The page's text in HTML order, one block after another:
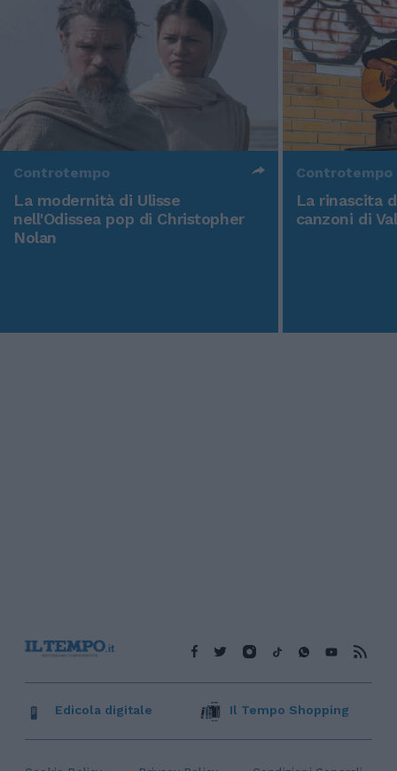
Controtempo
La modernità di Ulisse
nell'Odissea pop di Christopher
Nolan
Controtempo
La rinascita
canzoni di
Edicola digitale Il Tempo Shopping